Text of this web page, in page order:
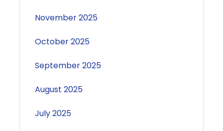
November 2025
October 2025
September 2025
August 2025
July 2025